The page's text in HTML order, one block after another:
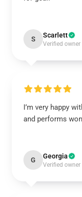
S Scarlett
Verified owner
I’m very happy
and performs
G Georgia
Verified owner